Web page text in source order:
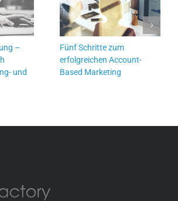
–
und
Fünf Schritte zum
erfolgreichen Account-
Based Marketing